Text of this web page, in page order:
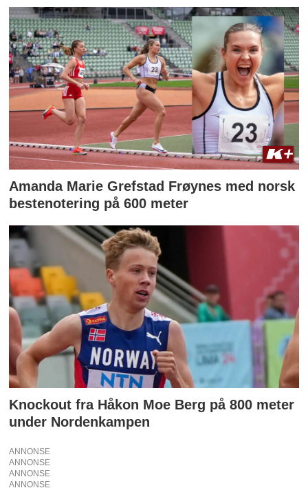
Amanda Marie Grefstad Frøynes med norsk
bestenotering på 600 meter
Knockout fra Håkon Moe Berg på 800 meter
under Nordenkampen
ANNONSE
ANNONSE
ANNONSE
ANNONSE